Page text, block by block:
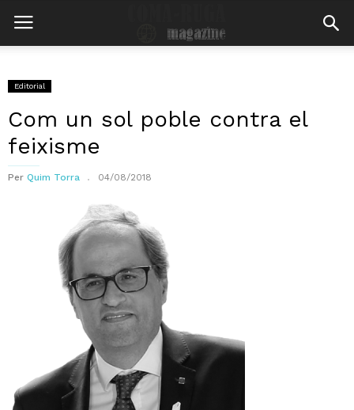
Editorial
Com un sol poble contra el
feixisme
Per Quim Torra 04/08/2018